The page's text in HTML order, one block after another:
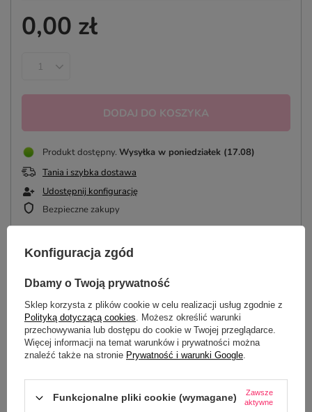
0,00 zł
DODAJ DO KOSZYKA
Produkt dostępny Wysyłka w poniedziałek (17.08)
Tania i szybka dostawa
Udostępnij konfigurację
Bezpieczne zakupy
OPIS
SZCZEGÓŁOWE DANE
DO POBRANIA
OPINIE (0)
Konfiguracja zgód
Dbamy o Twoją prywatność
Sklep korzysta z plików cookie w celu realizacji usług zgodnie z
Polityką dotyczącą cookies. Możesz określić warunki
przechowywania lub dostępu do cookie w Twojej przeglądarce.
Więcej informacji na temat warunków i prywatności można
znaleźć także na stronie Prywatność i warunki Google.
Funkcjonalne pliki cookie (wymagane)
Zawsze
aktywne